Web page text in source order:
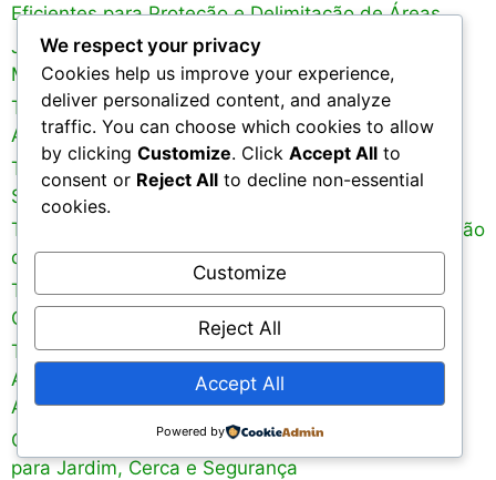
Eficientes para Proteção e Delimitação de Áreas
Janela para Mosquiteiro: Proteção Eficiente contra
Mosquitos e Insetos Indesejados
Tela de Segurança: Proteção Eficiente para
Ambientes Residenciais e Comerciais
Tela de Arame: Versatilidade, Resistência e
Segurança para Diversas Aplicações
Tela Viveiro: A Solução Ideal para Criação e Proteção
de Animais e Plantas
Tela para Pinteiro: A Solução Ideal para Proteger e
Organizar a Criação de Aves
Tela Pinteiro: A Solução Ideal para Criar um
Ambiente Seguro e Organizado para Pequenos
Animais
Casa das Cercas: Soluções Eficientes com Telas
para Jardim, Cerca e Segurança
We respect your privacy
Cookies help us improve your experience,
deliver personalized content, and analyze
traffic. You can choose which cookies to allow
by clicking Customize. Click Accept All to
consent or Reject All to decline non-essential
cookies.
Customize
Reject All
Accept All
Powered by